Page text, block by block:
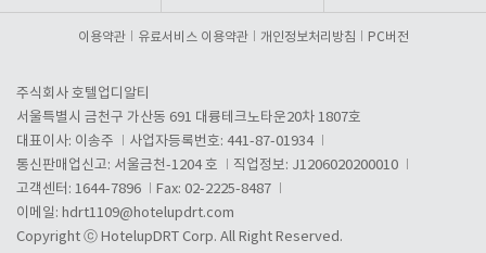
이용약관 유료서비스 이용약관 개인정보처리방침 PC버전
주식회사 호텔업디알티
서울특별시 금천구 가산동 691 대륭테크노타운20차 1807호
대표이사: 이송주
사업자등록번호: 441-87-01934
통신판매업신고: 서울금천-1204 호
직업정보: J1206020200010
고객센터: 1644-7896
Fax: 02-2225-8487
이메일: hdrt1109@hotelupdrt.com
Copyright ⓒ HotelupDRT Corp. All Right Reserved.